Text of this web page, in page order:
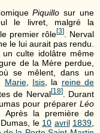
Piquillo sur une
le livret, malgré la
premier rôle[3]. Nerval
le lui aurait pas rendu.
culte idolâtre même
de la Mère perdue,
se mêlent, dans un
Marie, Isis , la reine de
de Nerval[18]. Durant
pour préparerLéo
Après la première de
le 10 avril 1839